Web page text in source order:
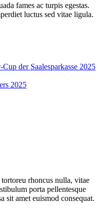
fames ac turpis egestas.
luctus sed vitae ligula.
der Saalesparkasse 2025
2025
rhoncus nulla, vitae
porta pellentesque
sit amet euismod consequat.